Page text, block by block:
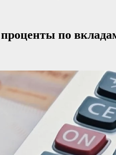
по